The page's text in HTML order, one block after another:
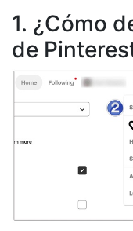
1. ¿Cómo
de